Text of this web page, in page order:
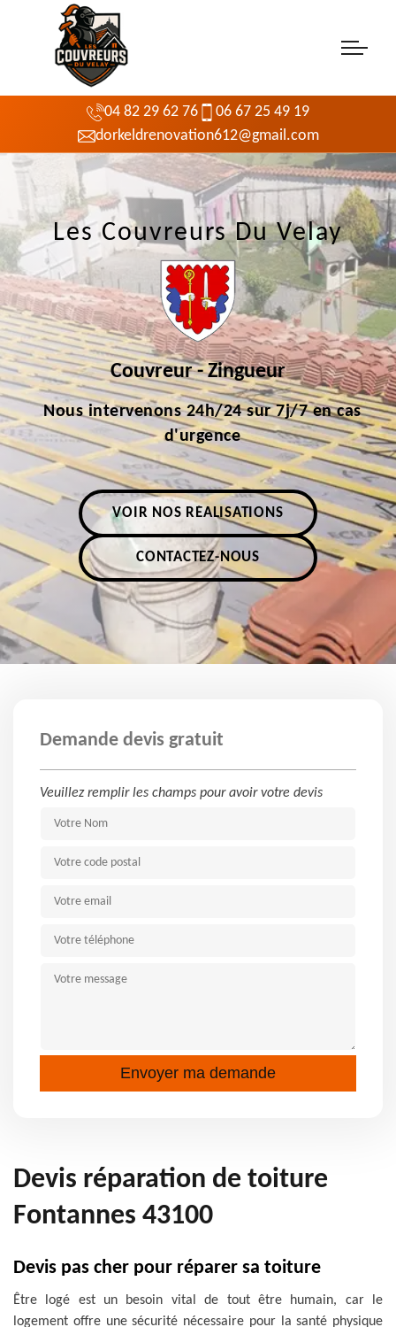
04 82 29 62 76
06 67 25 49 19
dorkeldrenovation612@gmail.com
Les Couvreurs Du Velay
Couvreur - Zingueur
Nous intervenons 24h/24 sur 7j/7 en cas
d'urgence
VOIR NOS RÉALISATIONS
CONTACTEZ-NOUS
Demande devis gratuit
Veuillez remplir les champs pour avoir votre devis
Devis réparation de toiture
Fontannes 43100
Devis pas cher pour réparer sa toiture
Être logé est un besoin vital de tout être humain, car le
logement offre une sécurité nécessaire pour la santé physique